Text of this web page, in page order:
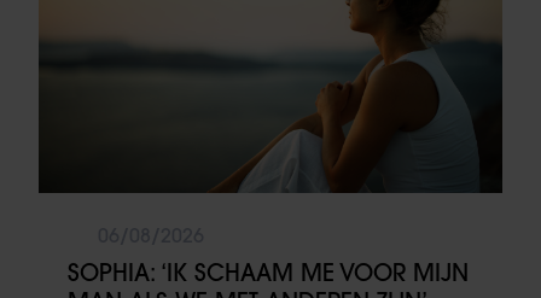
SOPHIA: ‘IK SCHAAM ME VOOR MIJN